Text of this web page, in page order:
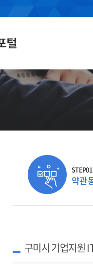
STEP01
약관
구미시 기업지원